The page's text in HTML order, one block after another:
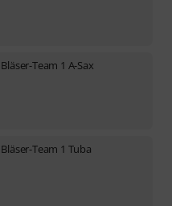
Bläser-Team 1 A-Sax
Bläser-Team 1 Tuba